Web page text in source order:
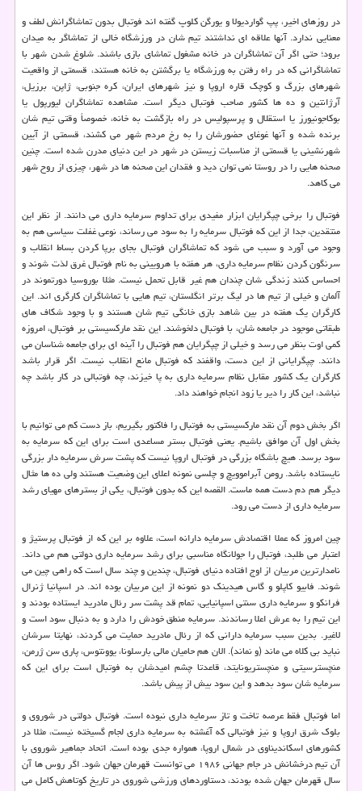
در روزهای اخیر، پپ گواردیولا و یورگن كلوپ گفته اند فوتبال بدون تماشاگرانش لطف و
معنایی ندارد. آنها علاقه ای نداشتند تیم شان در ورزشگاه خالی از تماشاگر به میدان
برود؛ حتی اگر آن تماشاگران در خانه مشغول تماشای بازی باشند. شلوغ شدن شهر با
تماشاگرانی كه در راه رفتن به ورزشگاه یا برگشتن به خانه هستند، قسمتی از واقعیت
شهرهای بزرگ و كوچك قاره اروپا و نیز شهرهای ایران، كره جنوبی، ژاپن، برزیل،
آرژانتین و ده ها كشور صاحب فوتبال دیگر است. مشاهده تماشاگران لیورپول یا
بوكاجونیورز یا استقلال و پرسپولیس در راه بازگشت به خانه، خصوصاً وقتی تیم شان
برنده شده و آنها غوغای حضورشان را به رخ مردم شهر می كشند، قسمتی از آیین
شهرنشینی یا قسمتی از مناسبات زیستن در شهر در این دنیای مدرن شده است. چنین
صحنه هایی را در روستا نمی توان دید و فقدان این صحنه ها در شهر، چیزی از روح شهر
می كاهد.
فوتبال را برخی چپگرایان ابزار مفیدی برای تداوم سرمایه داری می دانند. از نظر این
منتقدین، جدا از این كه فوتبال سرمایه را به سود می رساند، نوعی غفلت سیاسی هم به
وجود می آورد و سبب می شود كه تماشاگران فوتبال بجای برپا كردن بساط انقلاب و
سرنگون كردن نظام سرمایه داری، هر هفته با هرویینی به نام فوتبال غرق لذت شوند و
احساس كنند زندگی شان چندان هم غیر قابل تحمل نیست. مثلا بوروسیا دورتموند در
آلمان و خیلی از تیم ها در لیگ برتر انگلستان، تیم هایی با تماشاگران كارگری اند. این
كارگران یك هفته در بین شاهد بازی خانگی تیم شان هستند و با وجود شكاف های
طبقاتی موجود در جامعه شان، با فوتبال دلخوشند. این نقد ماركسیستی بر فوتبال، امروزه
كمی اوت بنظر می رسد و خیلی از چپگرایان هم فوتبال را آینه ای برای جامعه شناسان می
دانند. چپگرایانی از این دست، واقفند كه فوتبال مانع انقلاب نیست. اگر قرار باشد
كارگران یك كشور مقابل نظام سرمایه داری به پا خیزند، چه فوتبالی در كار باشد چه
نباشد، این كار را دیر یا زود انجام خواهند داد.
اگر بخش دوم آن نقد ماركسیستی به فوتبال را فاكتور بگیریم، باز دست كم می توانیم با
بخش اول آن موافق باشیم. یعنی فوتبال بستر مساعدی است برای این كه سرمایه به
سود برسد. هیچ باشگاه بزرگی در فوتبال اروپا نیست كه پشت سرش سرمایه دار بزرگی
نایستاده باشد. رومن آبراموویچ و چلسی نمونه اعلای این وضعیت هستند ولی ده ها مثال
دیگر هم دم دست همه ماست. القصه این كه بدون فوتبال، یكی از بسترهای مهیای رشد
سرمایه داری از دست می رود.
چین امروز كه عملا اقتصادش سرمایه دارانه است، علاوه بر این كه از فوتبال پرستیژ و
اعتبار می طلبد، فوتبال را جولانگاه مناسبی برای رشد سرمایه داری دولتی هم می داند.
نامدارترین مربیان از اوج افتاده دنیای فوتبال، چندین و چند سال است كه راهی چین می
شوند. فابیو كاپلو و گاس هیدینك دو نمونه از این مربیان بوده اند. در اسپانیا ژنرال
فرانكو و سرمایه داری سنتی اسپانیایی، تمام قد پشت سر رئال مادرید ایستاده بودند و
این تیم را به عرش اعلا رساندند. سرمایه منطق خودش را دارد و به دنبال سود است و
لاغیر. بدین سبب سرمایه دارانی كه از رئال مادرید حمایت می كردند، نهایتا سرشان
نباید بی كلاه می ماند (و نماند). الان هم حامیان مالی بارسلونا، یوونتوس، پاری سن ژرمن،
منچسترسیتی و منچستریونایتد، قاعدتا چشم امیدشان به فوتبال است برای این كه
سرمایه شان سود بدهد و این سود بیش از پیش باشد.
اما فوتبال فقط عرصه تاخت و تاز سرمایه داری نبوده است. فوتبال دولتی در شوروی و
بلوك شرق اروپا و نیز فوتبالی كه آغشته به سرمایه داری لجام گسیخته نیست، مثلا در
كشورهای اسكاندیناوی در شمال اروپا، همواره جدی بوده است. اتحاد جماهیر شوروی با
آن تیم درخشانش در جام جهانی ۱۹۸۶ می توانست قهرمان جهان شود. اگر روس ها آن
سال قهرمان جهان شده بودند، دستاوردهای ورزشی شوروی در تاریخ كوتاهش كامل می